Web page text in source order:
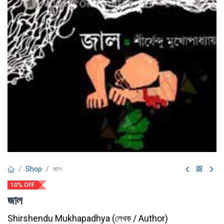
Shop জাল
10% OFF
জাল
Shirshendu Mukhapadhya (লেখক / Author)